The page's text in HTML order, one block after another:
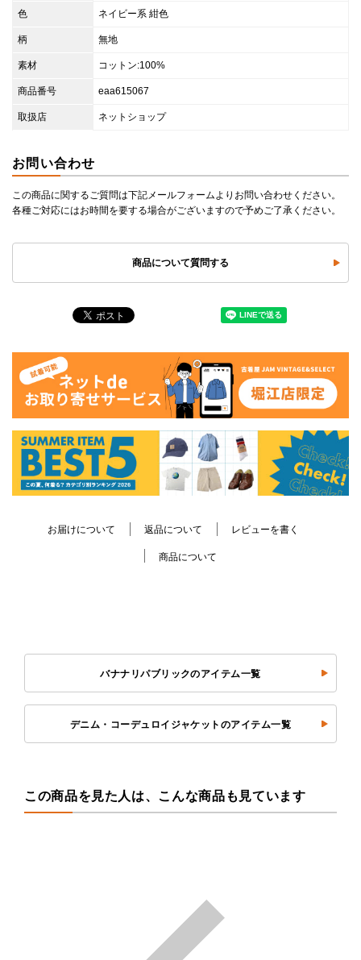
色 ネイビー系 紺色
柄 無地
素材 コットン:100%
商品番号 eaa615067
取扱店 ネットショップ
お問い合わせ
この商品に関するご質問は下記メールフォームよりお問い合わせください。
各種ご対応にはお時間を要する場合がございますので予めご了承ください。
商品について質問する
お届けについて 返品について レビューを書く
商品について
バナナリパブリックのアイテム一覧
デニム・コーデュロイジャケットのアイテム一覧
この商品を見た人は、こんな商品も見ています